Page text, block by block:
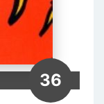
36